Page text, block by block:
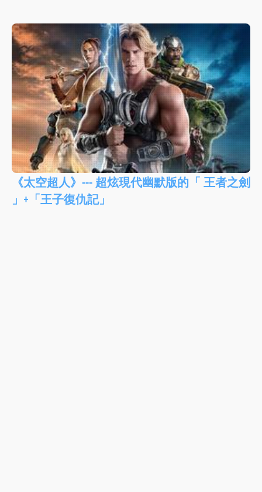
《太空超人》--- 超炫現代幽默版的「 王者之劍
」+「王子復仇記」